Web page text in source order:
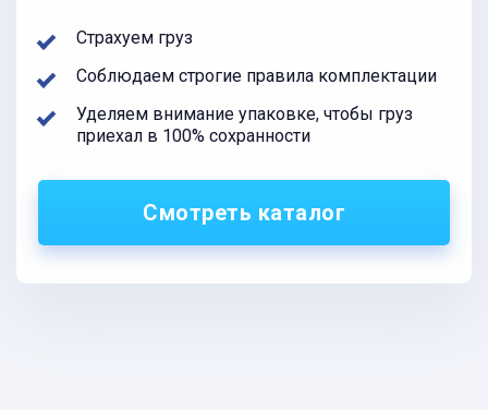
Страхуем груз
Соблюдаем строгие правила комплектации
Уделяем внимание упаковке, чтобы груз
приехал в 100% сохранности
Смотреть каталог